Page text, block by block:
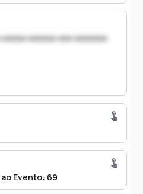
xxxxxx xxx xxxxxxx
Evento: 69